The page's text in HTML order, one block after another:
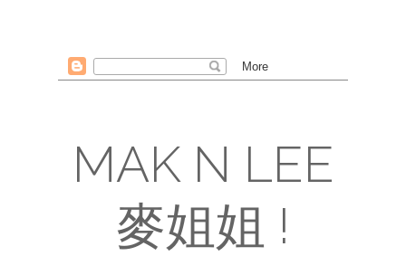
MAK N LEE
麥姐姐 !